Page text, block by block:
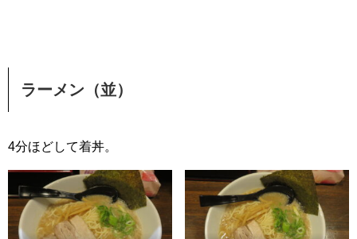
ラーメン（並）
4分ほどして着丼。